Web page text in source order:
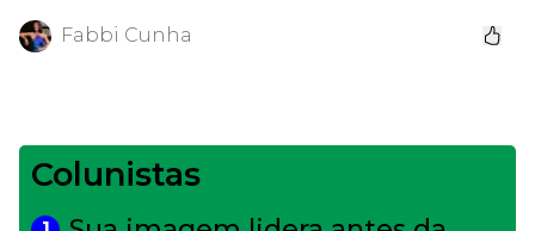
Fabbi Cunha
Colunistas